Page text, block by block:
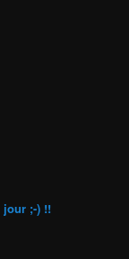
jour ;-) !!